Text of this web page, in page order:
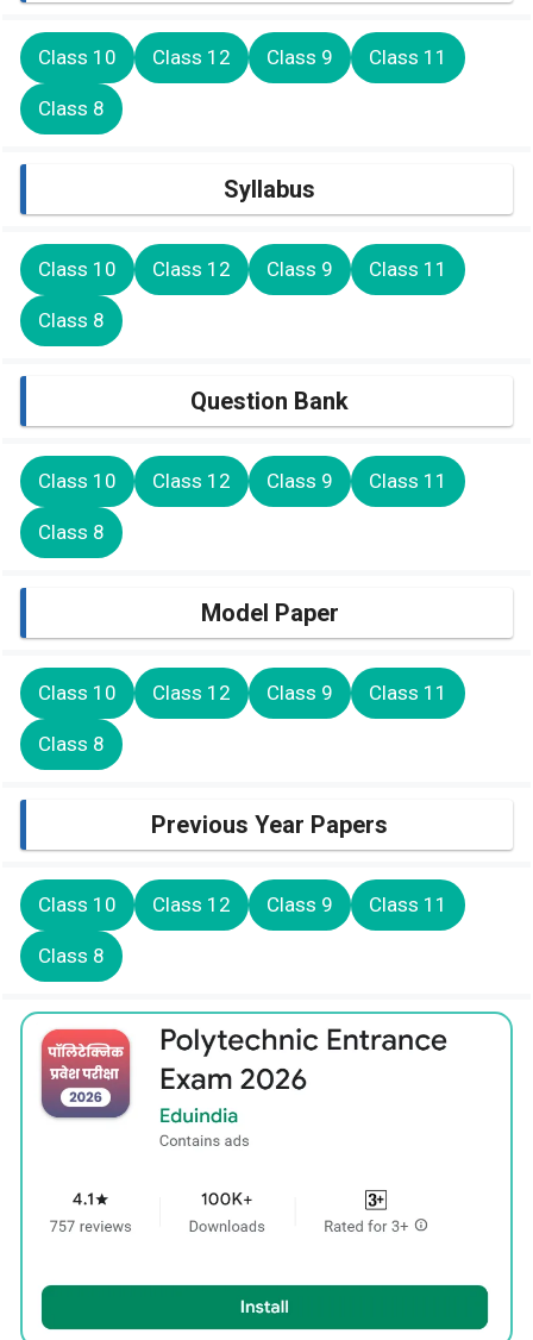
Class 10 Class 12 Class 9 Class 11
Class 8
Syllabus
Class 10 Class 12 Class 9 Class 11
Class 8
Question Bank
Class 10 Class 12 Class 9 Class 11
Class 8
Model Paper
Class 10 Class 12 Class 9 Class 11
Class 8
Previous Year Papers
Class 10 Class 12 Class 9 Class 11
Class 8